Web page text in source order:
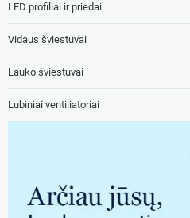
LED profiliai ir priedai
Vidaus šviestuvai
Lauko šviestuvai
Lubiniai ventiliatoriai